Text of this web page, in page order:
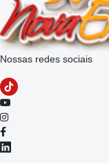
Nossas redes sociais